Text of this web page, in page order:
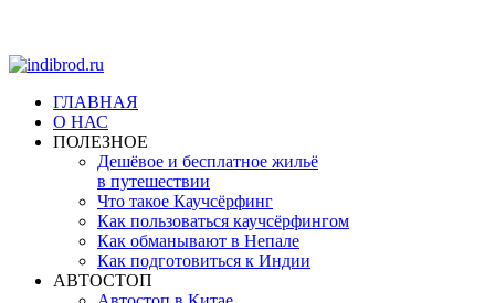
ГЛАВНАЯ
О НАС
ПОЛЕЗНОЕ
Дешёвое и бесплатное жильё
в путешествии
Что такое Каучсёрфинг
Как пользоваться каучсёрфингом
Как обманывают в Непале
Как подготовиться к Индии
АВТОСТОП